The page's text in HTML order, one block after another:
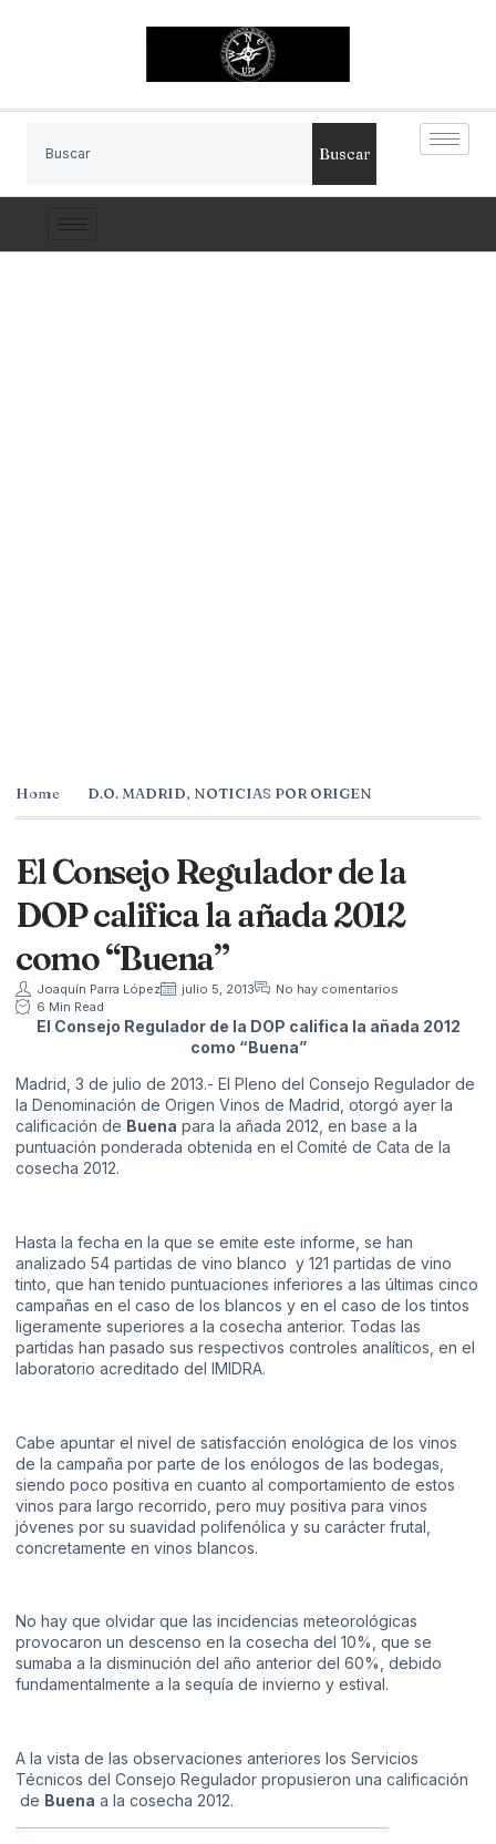
Buscar
Home D.O. MADRID, NOTICIAS POR ORIGEN
El Consejo Regulador de la
DOP califica la añada 2012
como “Buena”
Joaquín Parra López julio 5, 2013
No hay comentarios
6 Min Read
El Consejo Regulador de la DOP califica la añada 2012
como “Buena”
Madrid, 3 de julio de 2013.- El Pleno del Consejo Regulador de
la Denominación de Origen Vinos de Madrid, otorgó ayer la
calificación de Buena para la añada 2012, en base a la
puntuación ponderada obtenida en el Comité de Cata de la
cosecha 2012.
Hasta la fecha en la que se emite este informe, se han
analizado 54 partidas de vino blanco y 121 partidas de vino
tinto, que han tenido puntuaciones inferiores a las últimas cinco
campañas en el caso de los blancos y en el caso de los tintos
ligeramente superiores a la cosecha anterior. Todas las
partidas han pasado sus respectivos controles analíticos, en el
laboratorio acreditado del IMIDRA.
Cabe apuntar el nivel de satisfacción enológica de los vinos
de la campaña por parte de los enólogos de las bodegas,
siendo poco positiva en cuanto al comportamiento de estos
vinos para largo recorrido, pero muy positiva para vinos
jóvenes por su suavidad polifenólica y su carácter frutal,
concretamente en vinos blancos.
No hay que olvidar que las incidencias meteorológicas
provocaron un descenso en la cosecha del 10%, que se
sumaba a la disminución del año anterior del 60%, debido
fundamentalmente a la sequía de invierno y estival.
A la vista de las observaciones anteriores los Servicios
Técnicos del Consejo Regulador propusieron una calificación
de Buena a la cosecha 2012.